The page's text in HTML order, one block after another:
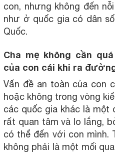
con, nhưng không đến
như ở quốc gia có dân
Quốc.
Cha mẹ không cần
của con cái khi ra
Vấn đề an toàn của con
hoặc không trong vòng
các quốc gia khác là một
rất quan tâm và lo lắng,
có thể đến với con mình.
không phải là một mối